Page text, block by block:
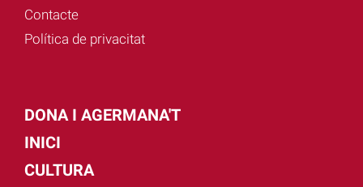
Contacte
Política de privacitat
DONA I AGERMANA'T
INICI
CULTURA